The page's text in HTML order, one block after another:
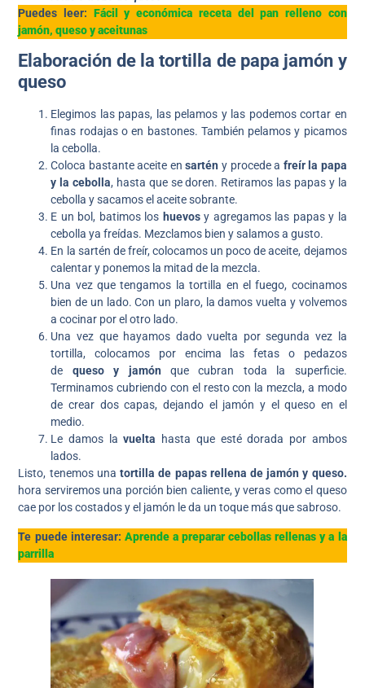
Puedes leer: Fácil y económica receta del pan relleno con
jamón, queso y aceitunas
Elaboración de la tortilla de papa jamón y
queso
Elegimos las papas, las pelamos y las podemos cortar en
finas rodajas o en bastones. También pelamos y picamos
la cebolla.
Coloca bastante aceite ensartén y procede a freír la papa
y la cebolla, hasta que se doren. Retiramos las papas y la
cebolla y sacamos el aceite sobrante.
E un bol, batimos los huevosy agregamos las papas y la
cebolla ya freídas. Mezclamos bien y salamos a gusto.
En la sartén de freír, colocamos un poco de aceite, dejamos
calentar y ponemos la mitad de la mezcla.
Una vez que tengamos la tortilla en el fuego, cocinamos
bien de un lado. Con un plaro, la damos vuelta y volvemos
a cocinar por el otro lado.
Una vez que hayamos dado vuelta por segunda vez la
tortilla, colocamos por encima las fetas o pedazos
de queso y jamón que cubran toda la superficie.
Terminamos cubriendo con el resto con la mezcla, a modo
de crear dos capas, dejando el jamón y el queso en el
medio.
Le damos lavuelta hasta que esté dorada por ambos
lados.
Listo, tenemos unatortilla de papas rellena de jamón y queso.
hora serviremos una porción bien caliente, y veras como el queso
cae por los costados y el jamón le da un toque más que sabroso.
Te puede interesar: Aprende a preparar cebollas rellenas y a la
parrilla